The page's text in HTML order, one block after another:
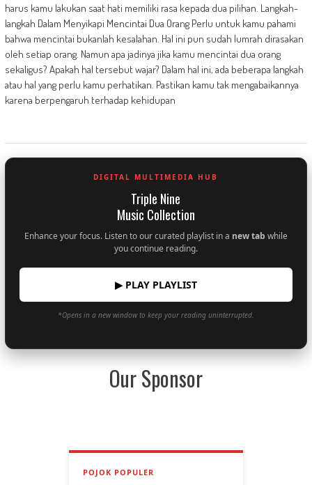
harus kamu lakukan saat hati memiliki rasa kepada dua pilihan. Langkah-
langkah Dalam Menyikapi Mencintai Dua Orang Perlu untuk kamu pahami
bahwa mencintai bukanlah kesalahan. Hal ini pun sudah lumrah dirasakan
oleh setiap orang. Namun apa jadinya jika kamu mencintai dua orang
sekaligus? Apakah hal tersebut wajar? Dalam hal ini, ada beberapa langkah
atau hal yang perlu kamu perhatikan. Pastikan kamu tak mengabaikannya
karena berpengaruh terhadap kehidupan
DIGITAL MULTIMEDIA HUB
Triple Nine
Music Collection
Enhance your focus. Listen to our curated playlist in a new tab while
you continue reading.
▶ PLAY PLAYLIST
*Opens in a new window to keep your reading uninterrupted.
Our Sponsor
POJOK POPULER